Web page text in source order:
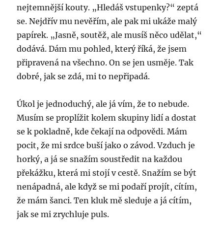
nejtemnější kouty. „Hledáš vstupenky?“ zeptá
se. Nejdřív mu nevěřím, ale pak mi ukáže malý
papírek. „Jasně, soutěž, ale musíš něco udělat,“
dodává. Dám mu pohled, který říká, že jsem
připravená na všechno. On se jen usměje. Tak
dobré, jak se zdá, mi to nepřipadá.
Úkol je jednoduchý, ale já vím, že to nebude.
Musím se proplížit kolem skupiny lidí a dostat
se k pokladně, kde čekají na odpovědi. Mám
pocit, že mi srdce buší jako o závod. Vzduch je
horký, a já se snažím soustředit na každou
překážku, která mi stojí v cestě. Snažím se být
nenápadná, ale když se mi podaří projít, cítím,
že mám šanci. Ten kluk mě sleduje a já cítím,
jak se mi zrychluje puls.